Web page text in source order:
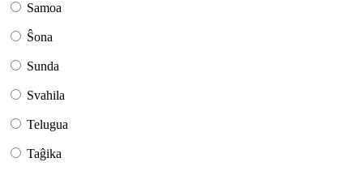
Samoa
Ŝona
Sunda
Svahila
Telugua
Taĝika